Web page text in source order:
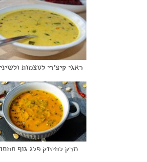
ראגי קיצ'רי לעצמות
מרק לחיזוק פלג גוף